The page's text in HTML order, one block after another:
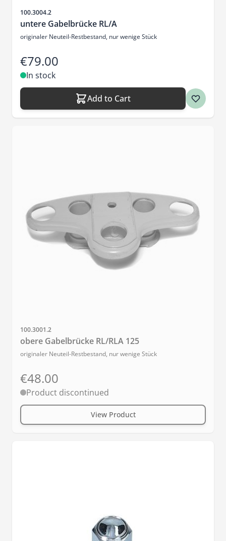
Sku
100.3004.2
untere Gabelbrücke RL/A
originaler Neuteil-Restbestand, nur wenige Stück
€79.00
In stock
Add to Cart
Sku
100.3001.2
obere Gabelbrücke RL/RLA 125
originaler Neuteil-Restbestand, nur wenige Stück
€48.00
Product discontinued
View Product